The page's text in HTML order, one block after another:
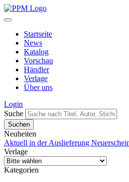
Startseite
News
Katalog
Vorschau
Händler
Verlage
Über uns
Login
Suche
Neuheiten
Aktuell in der Auslieferung
Verlage
Kategorien